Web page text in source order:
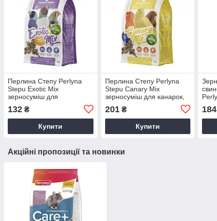
Перлина Степу Perlyna
Stepu Exotic Mix
зерносуміш для
132 ₴
Купити
Перлина Степу Perlyna
Stepu Canary Mix
зерносуміш для канарок,
201₴
Купити
184
Акційні пропозиції та новинки